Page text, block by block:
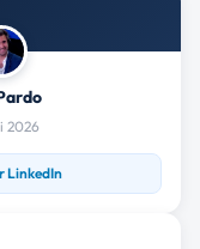
2026
LinkedIn